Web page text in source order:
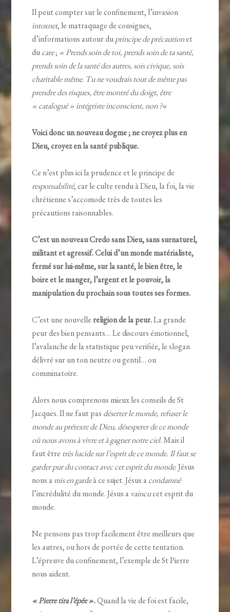
Il peut compter sur le confinement, l’invasion
intoxnet, le matraquage de consignes,
d’informations autour duprincipe de précautionet
ducare; « Prends soin de toi, prends soin de ta santé,
prends soin de la santé des autres, sois civique, sois
charitable même. Tu ne voudrais tout de même pas
prendre des risques, être montré du doigt, être
« catalogué » intégriste inconscient, non ?«
Voici donc un nouveau dogme ; ne croyez plus en
Dieu, croyez en la santé publique.
Ce n’est plus ici la prudence et le principe de
responsabilité, car le culte rendu à Dieu, la foi, la vie
chrétienne s’accomode très de toutes les
précautions raisonnables.
C’est un nouveau Credo sans Dieu, sans surnaturel,
militant et agressif. Celui d’un monde matérialiste,
fermé sur lui-même, sur la santé, le bien être, le
boire et le manger, l’argent et le pouvoir, la
manipulation du prochain sous toutes ses formes.
C’est une nouvelle religion de la peur.La grande
peur des bien pensants… Le discours émotionnel,
l’avalanche de la statistique peu verifiée, le slogan
délivré sur un ton neutre ou gentil… ou
comminatoire.
Alors nous comprenons mieux les conseils de St
Jacques. Il ne faut pas déserter le monde, refuser le
monde au prétexte de Dieu, désesperer de ce monde
où nous avons à vivre et à gagner notre ciel. Mais il
faut être très lucide sur l’esprit de ce monde. Il faut se
garder pur du contact avec cet esprit du monde. Jésus
nous amis en gardeà ce sujet. Jésus acondamné
l’incrédulité du monde. Jésus a vaincucet esprit du
monde.
Ne pensons pas trop facilement être meilleurs que
les autres, ou hors de portée de cette tentation.
L’épreuve du confinement, l’exemple de St Pierre
nous aident.
« Pierre tira l’épée ».Quand la vie de foi est facile,